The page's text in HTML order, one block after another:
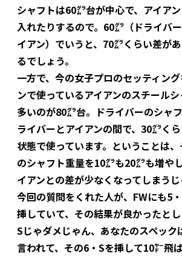
シャフトは60㌘台が中心で、アイア
入れたりするので。60㌘（ドライバ
イアン）でいうと、70㌘くらい差が
るでしょう。
一方で、今の女子プロのセッティン
ンで使っているアイアンのスチール
多いのが80㌘台。ドライバーのシャ
ライバーとアイアンの間で、30㌘く
状態で使っています。ということは
のシャフト重量を10㌘も20㌘も増や
イアンとの差が少なくなってしまうじ
今回の質問をくれた人が、FWにも5
挿していて、その結果が良かったとし
Sじゃダメじゃん、あなたのスペック
言われて、その6・Sを挿して10㍎飛